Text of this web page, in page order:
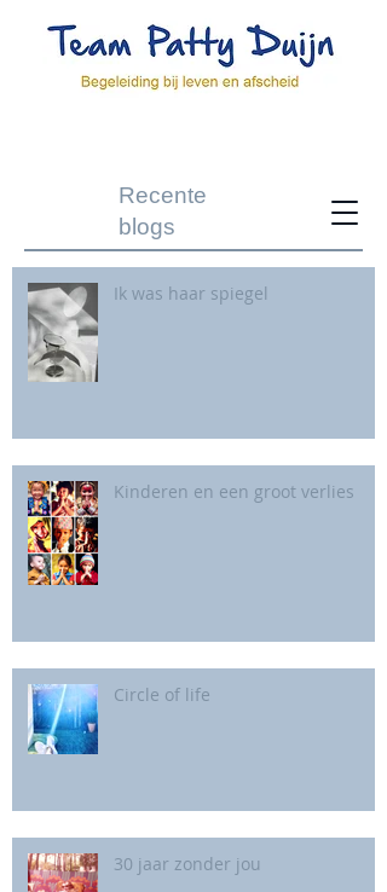
Recente
blogs
Ik was haar spiegel
Kinderen en een groot verlies
Circle of life
30 jaar zonder jou